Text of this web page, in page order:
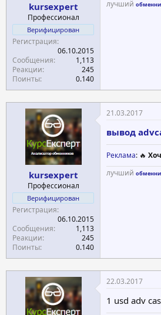
kursexpert
Профессионал
Верифицирован
Регистрация
06.10.2015
Сообщения
1,113
Реакции
245
Поинты
0.140
лучший
kursexpert
Профессионал
Верифицирован
Регистрация
06.10.2015
Сообщения
1,113
Реакции
245
Поинты
0.140
21.03.2017
вывод
Реклама: 🔥
лучший
22.03.2017
1 usd adv